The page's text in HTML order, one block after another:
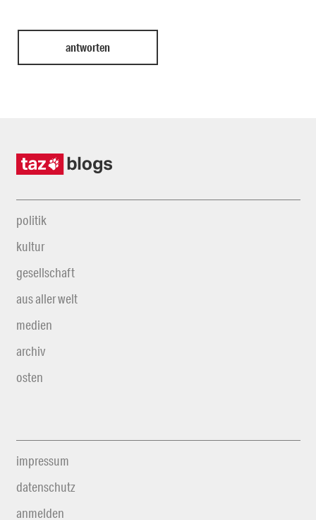
politik
kultur
gesellschaft
aus aller welt
medien
archiv
osten
impressum
datenschutz
anmelden